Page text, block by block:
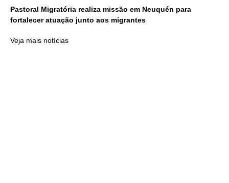
Pastoral Migratória realiza missão em Neuquén para
fortalecer atuação junto aos migrantes
Veja mais notícias